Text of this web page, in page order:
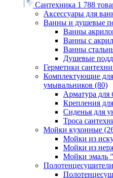
Сантехника 1 788
Аксессуары для
Ванны и душевые
Ванны
Ванны с
Ванны
Душевые
Герметики
Комплектующие
умывальников (80)
Арматура для
Крепления
Сиденья для
Троса
Мойки кухонные
Мойки из
Мойки из
Мойки эмаль
Полотенцесушители